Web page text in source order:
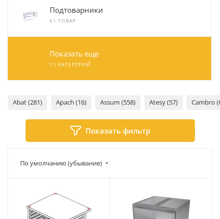
Подтоварники
61 ТОВАР
Показать еще
11 КАТЕГОРИЙ
Abat (281) Apach (16) Assum (558) Atesy (57) Cambro
Показать фильтр
По умолчанию (убывание)